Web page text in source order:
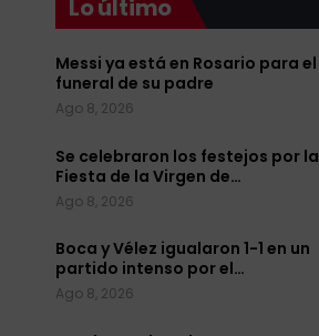
Lo último
Messi ya está en Rosario para el
funeral de su padre
Ago 8, 2026
Se celebraron los festejos por la
Fiesta de la Virgen de…
Ago 8, 2026
Boca y Vélez igualaron 1-1 en un
partido intenso por el…
Ago 8, 2026